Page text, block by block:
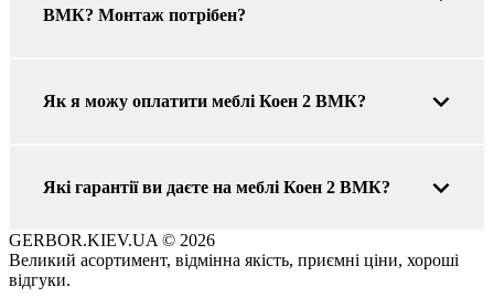
ВМК? Монтаж потрібен?
Як я можу оплатити меблі Коен 2 ВМК?
Які гарантії ви даєте на меблі Коен 2 ВМК?
GERBOR.KIEV.UA © 2026
Великий асортимент, відмінна якість, приємні ціни, хороші
відгуки.